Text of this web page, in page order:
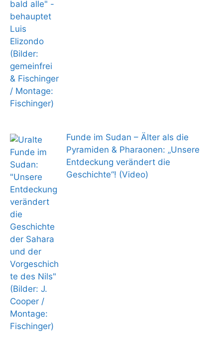
Funde im Sudan – Älter als die
Pyramiden & Pharaonen: „Unsere
Entdeckung verändert die
Geschichte“! (Video)